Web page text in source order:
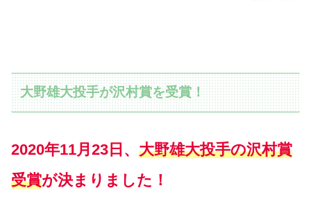
大野雄大投手が沢村賞を受賞！
2020年11月23日、 大野雄大投手の沢村賞
受賞が決まりました！